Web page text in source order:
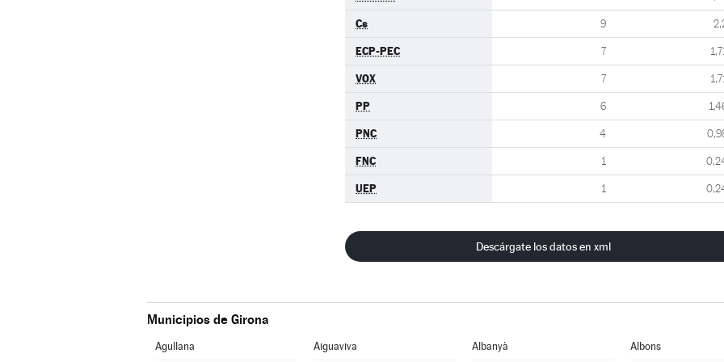
Cs 9
ECP-PEC 7
VOX 7
PP 6
PNC 4
FNC 1
UEP 1
Descárgate los datos en xml
Municipios de Girona
Agullana Aiguaviva Albanyà Albons